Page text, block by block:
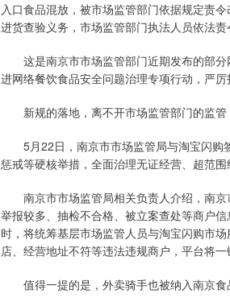
入口食品混放，被市场监管部门依据规定责
进货查验义务，市场监管部门执法人员依法
这是南京市市场监管部门近期发布的部分
进网络餐饮食品安全问题治理专项行动，严
新规的落地，离不开市场监管部门的监管
5月22日，南京市市场监管局与淘宝闪购
惩戒等硬核举措，全面治理无证经营、超范
南京市市场监管局相关负责人介绍，南京
举报较多、抽检不合格、被立案查处等商户
时，将统筹基层市场监管人员与淘宝闪购市
店、经营地址不符等违法违规商户，平台将
值得一提的是，外卖骑手也被纳入南京食